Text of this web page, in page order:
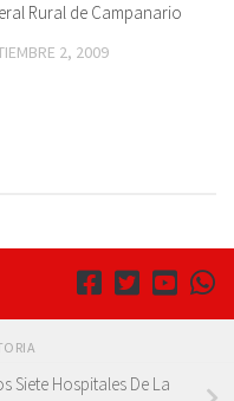
Rural de Campanario
2, 2009
Siete Hospitales De La